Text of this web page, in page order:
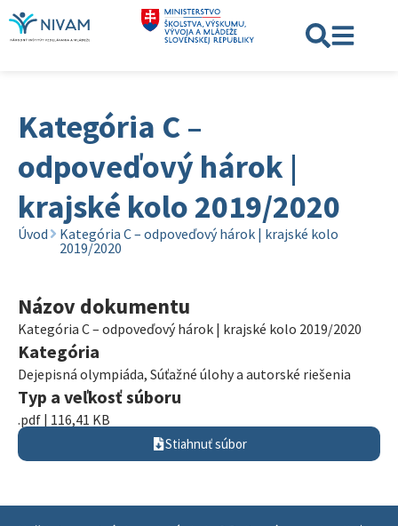
Kategória C –
odpoveďový hárok |
krajské kolo 2019/2020
Úvod
Kategória C – odpoveďový hárok | krajské kolo
2019/2020
Názov dokumentu
Kategória C – odpoveďový hárok | krajské kolo 2019/2020
Kategória
Dejepisná olympiáda, Súťažné úlohy a autorské riešenia
Typ a veľkosť súboru
.pdf | 116,41 KB
Stiahnuť súbor